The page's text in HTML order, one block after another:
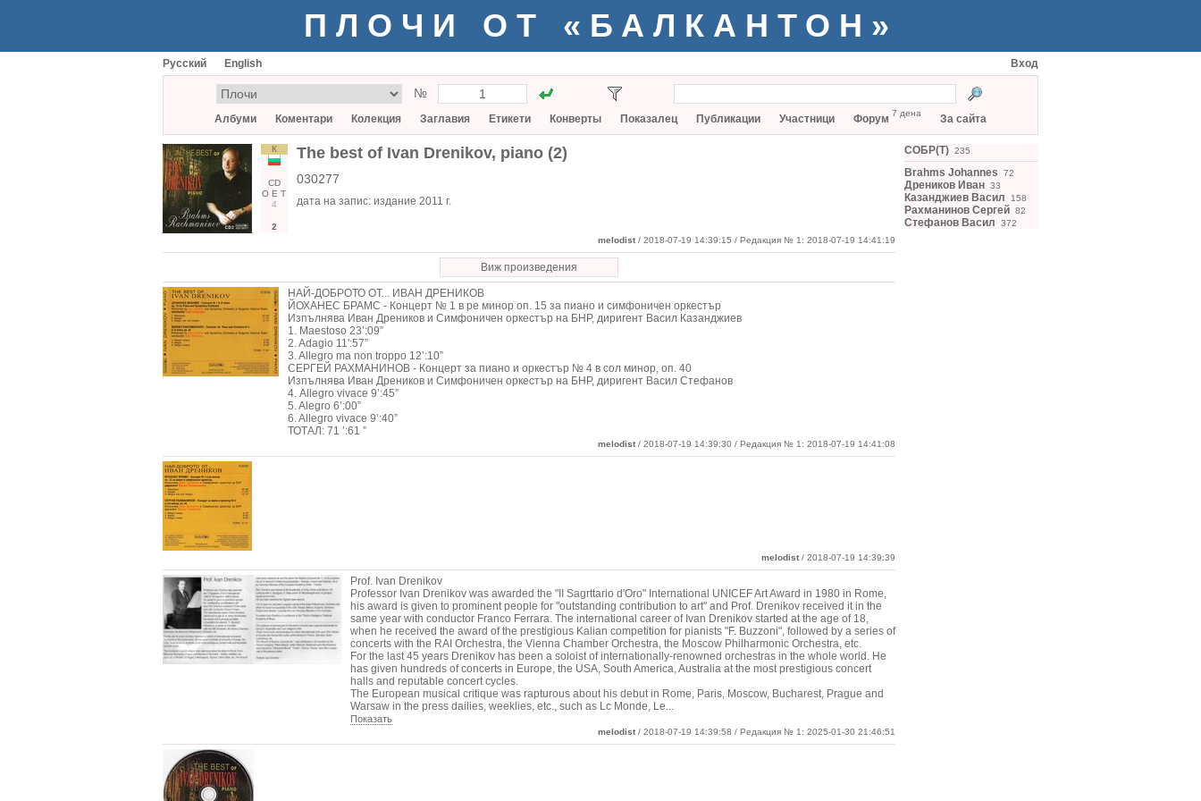
ПЛОЧИ ОТ «БАЛКАНТОН»
Русский English Вход
№
Албуми Коментари Колекция Заглавия Етикети Конверты Показалец Публикации Участници Форум 7 дена За сайта
К
CD
О Е Т
4
2
The best of Ivan Drenikov, piano (2)
030277
дата на запис: издание 2011 г.
melodist / 2018-07-19 14:39:15 / Редакция № 1: 2018-07-19 14:41:19
Виж произведения
НАЙ-ДОБРОТО ОТ... ИВАН ДРЕНИКОВ
ЙОХАНЕС БРАМС - Концерт № 1 в ре минор оп. 15 за пиано и симфоничен оркестър
Изпълнява Иван Дреников и Симфоничен оркестър на БНР, диригент Васил Казанджиев
1. Maestoso 23’:09”
2. Adagio 11':57”
3. Allegro ma non troppo 12’:10”
СЕРГЕЙ РАХМАНИНОВ - Концерт за пиано и оркестър № 4 в сол минор, оп. 40
Изпълнява Иван Дреников и Симфоничен оркестър на БНР, диригент Васил Стефанов
4. Allegro vivace 9’:45”
5. Alegro 6’:00”
6. Allegro vivace 9’:40”
ТОТАЛ: 71 ’:61 ”
melodist / 2018-07-19 14:39:30 / Редакция № 1: 2018-07-19 14:41:08
melodist / 2018-07-19 14:39:39
Prof. Ivan Drenikov
Professor Ivan Drenikov was awarded the "II Sagrttario d'Oro" International UNICEF Art Award in 1980 in Rome,
his award is given to prominent people for "outstanding contribution to art" and Prof. Drenikov received it in the
same year with conductor Franco Ferrara. The international career of Ivan Drenikov started at the age of 18,
when he received the award of the prestigious Kalian competition for pianists "F. Buzzoni", followed by a series of
concerts with the RAI Orchestra, the Vienna Chamber Orchestra, the Moscow Philharmonic Orchestra, etc.
For the last 45 years Drenikov has been a soloist of internationally-renowned orchestras in the whole world. He
has given hundreds of concerts in Europe, the USA, South America, Australia at the most prestigious concert
halls and reputable concert cycles.
The European musical critique was rapturous about his debut in Rome, Paris, Moscow, Bucharest, Prague and
Warsaw in the press dailies, weeklies, etc., such as Lc Monde, Le...
Показать
melodist / 2018-07-19 14:39:58 / Редакция № 1: 2025-01-30 21:46:51
СОБР(Т) 235
Brahms Johannes 72
Дреников Иван 33
Казанджиев Васил 158
Рахманинов Сергей 82
Стефанов Васил 372